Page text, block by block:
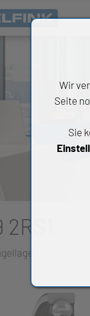
Wir
Seite
Sie